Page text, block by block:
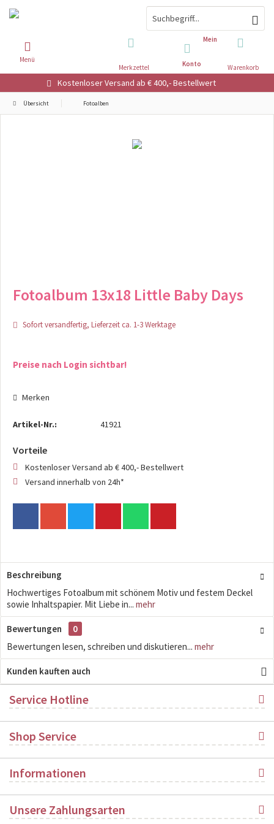
Kostenloser Versand ab € 400,- Bestellwert
Warenkorb
Merkzettel
Mein
Konto
Menü
Übersicht Fotoalben
Fotoalbum 13x18 Little Baby Days
Sofort versandfertig, Lieferzeit ca. 1-3 Werktage
Preise nach Login sichtbar!
Merken
Artikel-Nr.: 41921
Vorteile
Kostenloser Versand ab € 400,- Bestellwert
Versand innerhalb von 24h*
Beschreibung
Hochwertiges Fotoalbum mit schönem Motiv und festem Deckel
sowie Inhaltspapier. Mit Liebe in... mehr
Bewertungen
0
Bewertungen lesen, schreiben und diskutieren... mehr
Kunden kauften auch
Service Hotline
Shop Service
Informationen
Unsere Zahlungsarten